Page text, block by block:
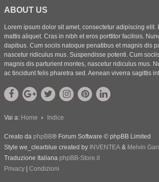
ABOUT US
Lorem ipsum dolor sit amet, consectetur adipiscing elit.
mattis aliquet. Cras in nibh et eros porttitor facilisis.
dapibus. Cum sociis natoque penatibus et magnis dis
nascetur ridiculus mus. Suspendisse potenti. Cum
magnis dis parturient montes, nascetur ridiculus mus.
ac tincidunt felis pharetra sed. Aenean viverra sagittis
Vai a: Home Indice
Creato da phpBB® Forum Software © phpBB Limited
Style we_clearblue created by INVENTEA & Melvin
Traduzione Italiana phpBB-Store.it
Privacy
Condizioni